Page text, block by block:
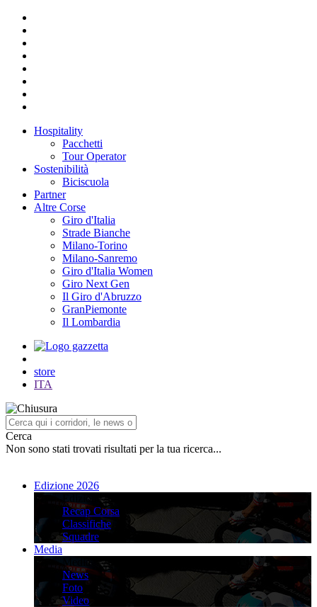
Hospitality
Pacchetti
Tour Operator
Sostenibilità
Biciscuola
Partner
Altre Corse
Giro d'Italia
Strade Bianche
Milano-Torino
Milano-Sanremo
Giro d'Italia Women
Giro Next Gen
Il Giro d'Abruzzo
GranPiemonte
Il Lombardia
store
ITA
Cerca
Non sono stati trovati risultati per la tua ricerca...
Edizione 2026
Edizione 2026
Recap Corsa
Classifiche
Squadre
Media
Media
News
Foto
Video